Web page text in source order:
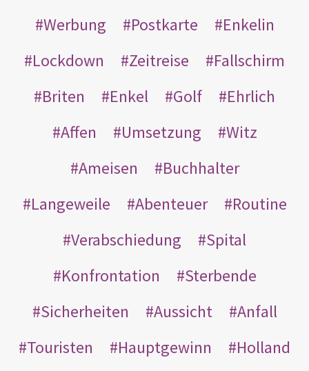
Werbung
Postkarte
Enkelin
Lockdown
Zeitreise
Fallschirm
Briten
Enkel Golf
Ehrlich
Affen
Umsetzung
Witz
Ameisen
Buchhalter
Langeweile
Abenteuer
Routine
Verabschiedung
Spital
Konfrontation
Sterbende
Sicherheiten
Aussicht
Anfall
Touristen
Hauptgewinn
Holland